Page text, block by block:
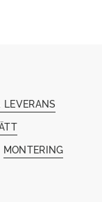
LEVERANS
MONTERING